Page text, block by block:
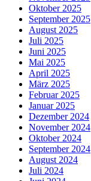
Oktober 2025
September 2025
August 2025
Juli 2025
Juni 2025
Mai 2025
April 2025
März 2025
Februar 2025
Januar 2025
Dezember 2024
November 2024
Oktober 2024
September 2024
August 2024
Juli 2024